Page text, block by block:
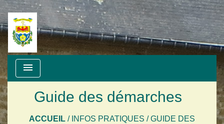
menu
Guide des démarches
ACCUEIL / INFOS PRATIQUES /GUIDE DES